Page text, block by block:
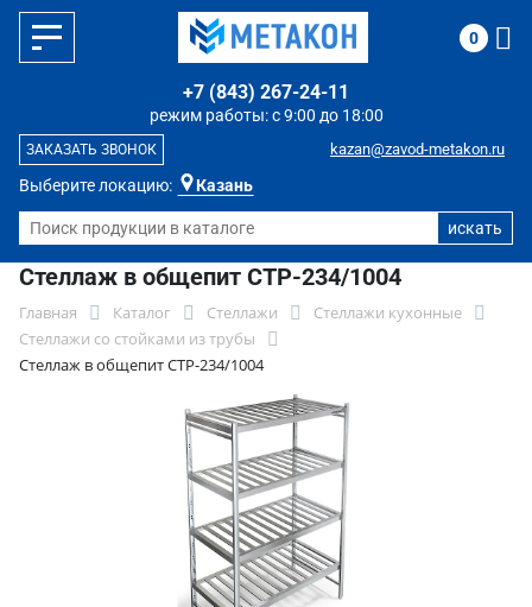
Выберите локацию: Казань
режим работы: с 9:00 до 18:00
+7 (843) 267-24-11
kazan@zavod-metakon.ru
ЗАКАЗАТЬ ЗВОНОК
0
Стеллаж в общепит СТР-234/1004
Главная Каталог Стеллажи
Стеллажи кухонные
Стеллажи со стойками из трубы
Стеллаж в общепит СТР-234/1004